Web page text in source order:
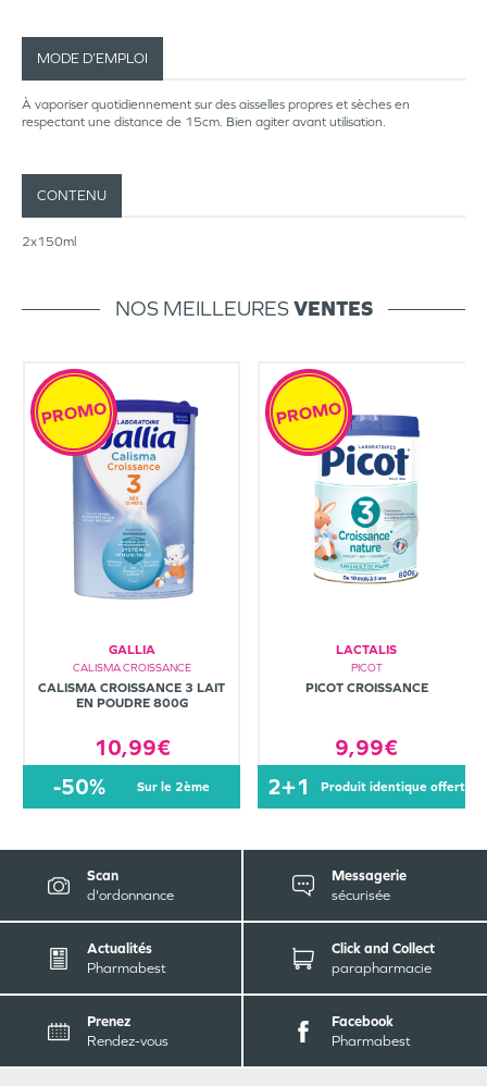
MODE D’EMPLOI
À vaporiser quotidiennement sur des aisselles propres et sèches en
respectant une distance de 15cm. Bien agiter avant utilisation.
CONTENU
2x150ml
NOS MEILLEURESVENTES
GALLIA
CALISMA CROISSANCE
CALISMA CROISSANCE 3 LAIT
EN POUDRE 800G
10,99€
PROMO
-50% sur le 2ème
LACTALIS
PICOT
PICOT CROISSANCE
9,99€
PROMO
2+1 produit identique offert
Scan
d'ordonnance
Messagerie
sécurisée
Actualités
Pharmabest
Click and Collect
parapharmacie
Prenez
Rendez-vous
Facebook
Pharmabest